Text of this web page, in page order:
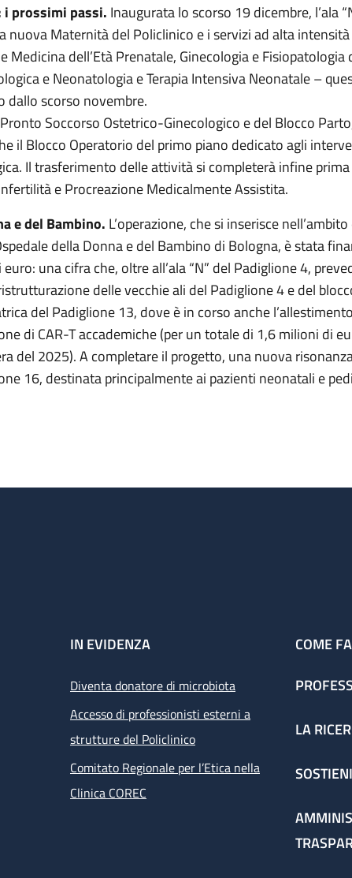
i prossimi passi. Inaugurata lo scorso 19 dicembre, l’ala
nuova Maternità del Policlinico e i servizi ad alta
Medicina dell’Età Prenatale, Ginecologia e
e Neonatologia e Terapia Intensiva Neonatale –
dallo scorso novembre.
Soccorso Ostetrico-Ginecologico e del Blocco
il Blocco Operatorio del primo piano dedicato agli
Il trasferimento delle attività si completerà infine prima
e Procreazione Medicalmente Assistita.
e del Bambino. L’operazione, che si inserisce
della Donna e del Bambino di Bologna, è stata
una cifra che, oltre all’ala “N” del Padiglione 4,
delle vecchie ali del Padiglione 4 e del
del Padiglione 13, dove è in corso anche
di CAR-T accademiche (per un totale di 1,6 milioni di
del 2025). A completare il progetto, una nuova
16, destinata principalmente ai pazienti neonatali e
IN EVIDENZA
Diventa donatore di microbiota
Accesso di professionisti esterni a
strutture del Policlinico
Comitato Regionale per l’Etica nella
Clinica COREC
COME
LA